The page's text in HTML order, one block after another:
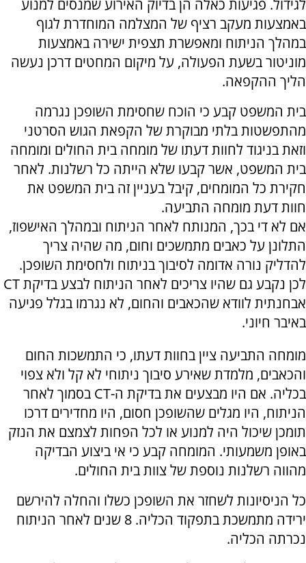
לגידול. פגיעות כאלה הן בדיוק האירוע שמנסים למנוע
באמצעות מעקב רציף של המצלמה המוחדרת לגוף
במהלך הניתוח ומאפשרת תצפית ישירה באמצעות
מוניטור בשעת הפעולה, על מיקום המחטים דרכן נעשה
הליך ההקפאה.
בית המשפט קבע כי הוכח שחסימת השופכן נגרמה
מהתפשטות בלתי מבוקרת של הקפאת הגוש הסרטני
וזאת בניגוד לחוות דעתו של מומחה בית החולים ומומחה
בית המשפט, אשר קבעו שלא הייתה כל רשלנות. לאחר
חקירת כל המומחים, קיבל בעניין זה בית המשפט את
חוות דעת מומחה התביעה.
אם לא די בכך, המנותח לאחר הניתוח ובמהלך האישפוז,
התלונן על כאבים מתמשכים וחום, מה שהיה צריך
להדליק נורה אדומה לסיבוך בניתוח ולחסימת השופכן.
לכן נקבע גם שהיו צריכים לאחר הניתוח לבצע בדיקת CT
אבחנתית לוודא שהכאבים והחום, לא נגרמו בגלל פגיעה
באיבר חיוני.
מומחה התביעה ציין בחוות דעתו, כי התמשכות החום
והכאבים, מלמדת שאירע סיבוך ניתוחי לא קל ולא צפוי
בכליה. אם היו מבצעים את בדיקת ה-CT בסמוך לאחר
הניתוח, היו מגלים שהשופכן חסום, היו מחדירים דרכו
תומכן שיכול היה למנוע או לכל הפחות לצמצם את הנזק
באופן משמעותי. המומחה קבע כי אי ביצוע הבדיקה
מהווה רשלנות נוספת של צוות בית החולים.
כל הניסיונות לשחזר את השופכן כשלו והחלה להירשם
ירידה מתמשכת בתפקוד הכליה. 8 שנים לאחר הניתוח
נכרתה הכליה.